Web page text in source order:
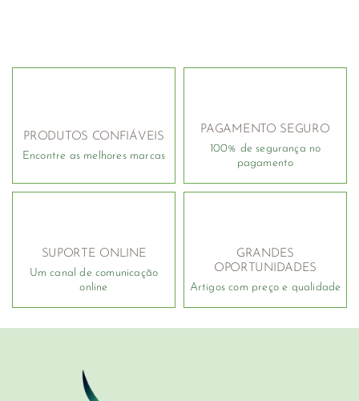
PRODUTOS CONFIÁVEIS
Encontre as melhores marcas
PAGAMENTO SEGURO
100% de segurança no
pagamento
SUPORTE ONLINE
Um canal de comunicação
online
GRANDES
OPORTUNIDADES
Artigos com preço e qualidade